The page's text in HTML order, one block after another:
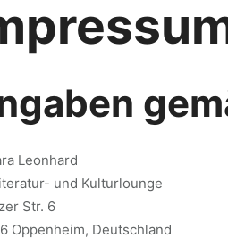
Leonhard
und Kulturlounge
Str. 6
Oppenheim, Deutschland